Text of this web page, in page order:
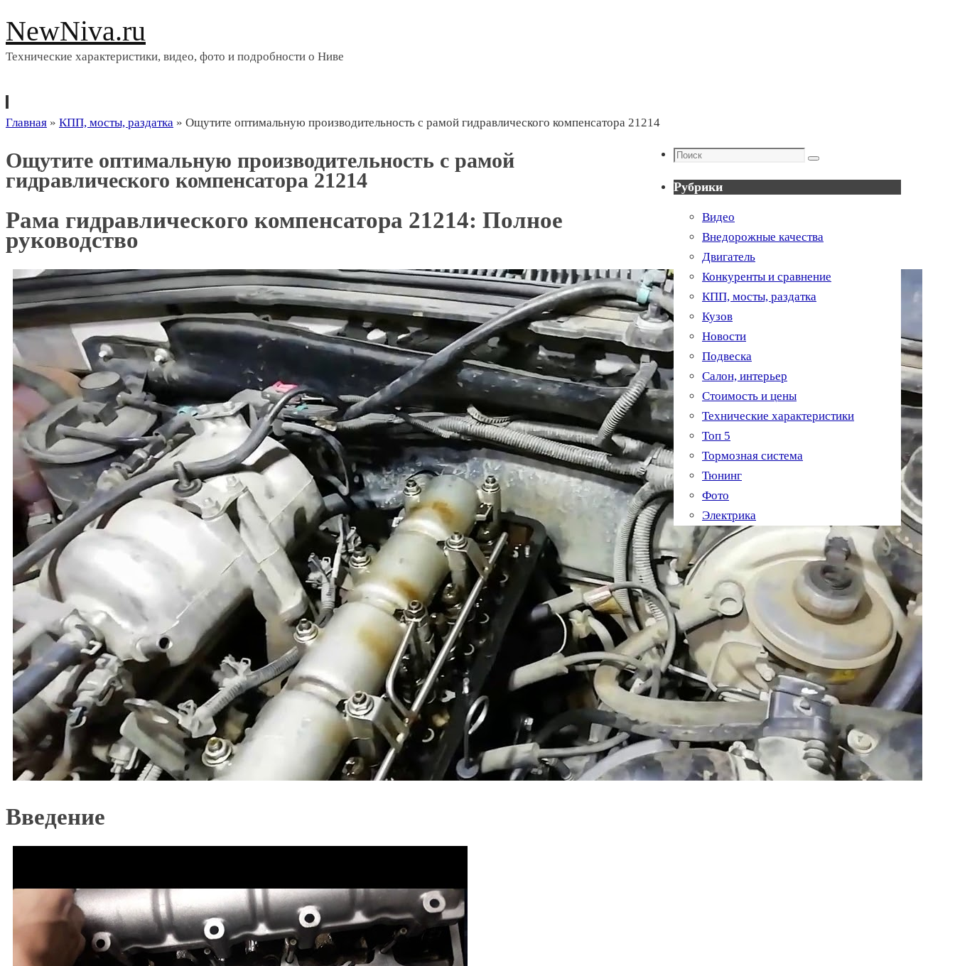
NewNiva.ru
Технические характеристики, видео, фото и подробности о Ниве
Перейти
содержимому
Главная » КПП, мосты, раздатка » Ощутите оптимальную производительность с рамой гидравлического компенсатора 21214
Ощутите оптимальную производительность с рамой
гидравлического компенсатора 21214
Рама гидравлического компенсатора 21214: Полное
руководство
Введение
Поиск
Поиск
Рубрики
Видео
Внедорожные качества
Двигатель
Конкуренты и сравнение
КПП, мосты, раздатка
Кузов
Новости
Подвеска
Салон, интерьер
Стоимость и цены
Технические характеристики
Топ 5
Тормозная система
Тюнинг
Фото
Электрика